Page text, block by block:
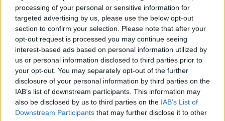
processing of your personal or sensitive information for
targeted advertising by us, please use the below opt-out
section to confirm your selection. Please note that after your
opt-out request is processed you may continue seeing
interest-based ads based on personal information utilized by
us or personal information disclosed to third parties prior to
your opt-out. You may separately opt-out of the further
disclosure of your personal information by third parties on the
IAB’s list of downstream participants. This information may
also be disclosed by us to third parties on the IAB’s List of
Downstream Participants that may further disclose it to other
ΣΤΗΝ ΙΔΙΑ ΚΑΤΗΓΟΡΙΑ
ΑΤΖΕΝΤΑ
Αφιέρωμα στον Νίκο Καλαϊτζή –
Μπινταγιάλα στον Μεσότοπο
Μουσική, φωτογραφία και
δραματοποίηση συνθέτουν την
εκδήλωση «Έρωτας με τις χορδές
των οργάνων» τη Δευτέρα 10
Αυγούστου